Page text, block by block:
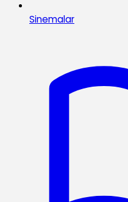
Sinemalar